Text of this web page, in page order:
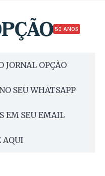
50 ANOS
JORNAL OPÇÃO
SEU WHATSAPP
EM SEU EMAIL
AQUI